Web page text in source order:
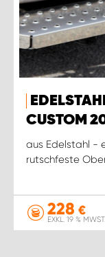
CUSTOM
aus Edelstahl -
rutschfeste
228 €
EXKL. 19 % MWST.